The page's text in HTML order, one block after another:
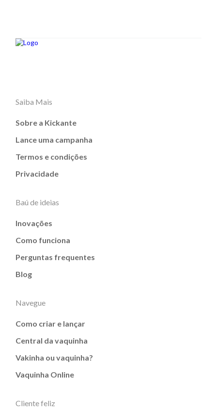
Saiba Mais
Sobre a Kickante
Lance uma campanha
Termos e condições
Privacidade
Baú de ideias
Inovações
Como funciona
Perguntas frequentes
Blog
Navegue
Como criar e lançar
Central da vaquinha
Vakinha ou vaquinha?
Vaquinha Online
Cliente feliz